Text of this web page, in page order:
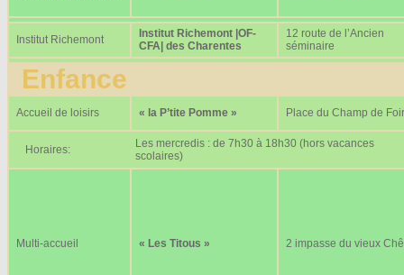
Institut Richemont
Institut Richemont |OF-
CFA| des Charentes
12 route de l’Ancien
séminaire
Enfance
Accueil de loisirs « la P’tite Pomme » Place du Champ de
Horaires:
Les mercredis : de 7h30 à 18h30 (hors vacances
scolaires)
Multi-accueil « Les Titous » 2 impasse du vieux